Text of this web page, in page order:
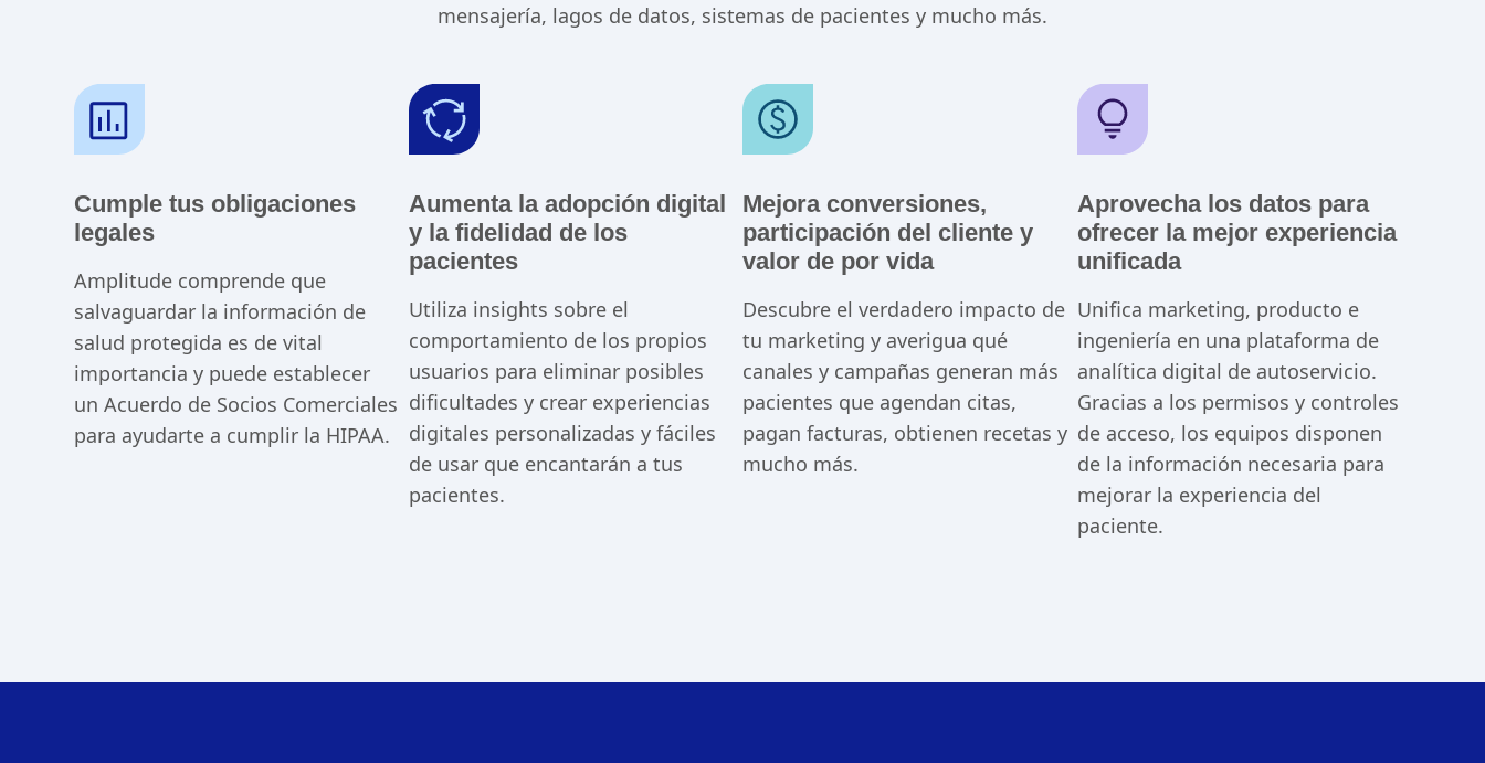
mensajería, lagos de datos, sistemas de pacientes y mucho más.
Cumple tus obligaciones
legales
Amplitude comprende que
salvaguardar la información de
salud protegida es de vital
importancia y puede establecer
un Acuerdo de Socios Comerciales
para ayudarte a cumplir la HIPAA.
Aumenta la adopción digital
y la fidelidad de los
pacientes
Utiliza insights sobre el
comportamiento de los propios
usuarios para eliminar posibles
dificultades y crear experiencias
digitales personalizadas y fáciles
de usar que encantarán a tus
pacientes.
Mejora conversiones,
participación del cliente y
valor de por vida
Descubre el verdadero impacto de
tu marketing y averigua qué
canales y campañas generan más
pacientes que agendan citas,
pagan facturas, obtienen recetas y
mucho más.
Aprovecha los datos para
ofrecer la mejor experiencia
unificada
Unifica marketing, producto e
ingeniería en una plataforma de
analítica digital de autoservicio.
Gracias a los permisos y controles
de acceso, los equipos disponen
de la información necesaria para
mejorar la experiencia del
paciente.